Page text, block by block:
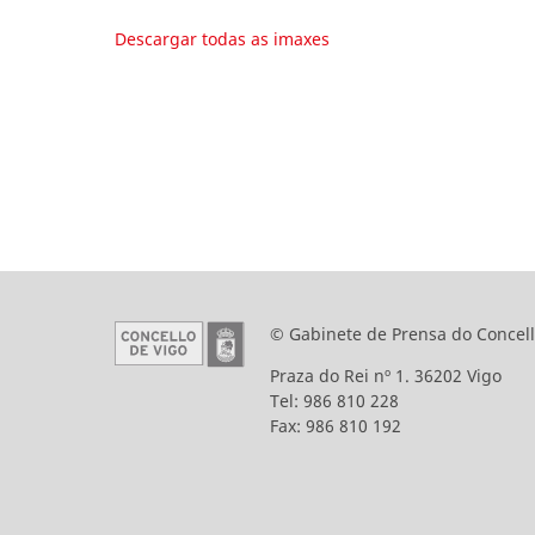
Descargar todas as imaxes
© Gabinete de Prensa do
Praza do Rei nº 1. 36202 Vigo
Tel: 986 810 228
Fax: 986 810 192